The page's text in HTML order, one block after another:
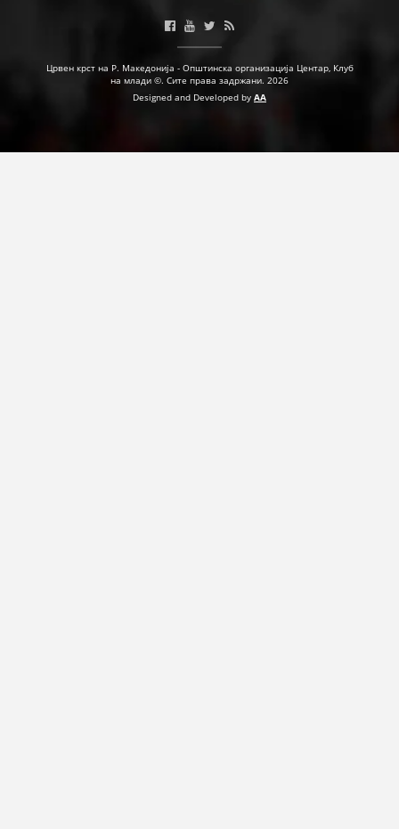
Црвен крст на Р. Македонија - Општинска организација Центар, Клуб
на млади ©. Сите права задржани. 2026
Designed and Developed by AA